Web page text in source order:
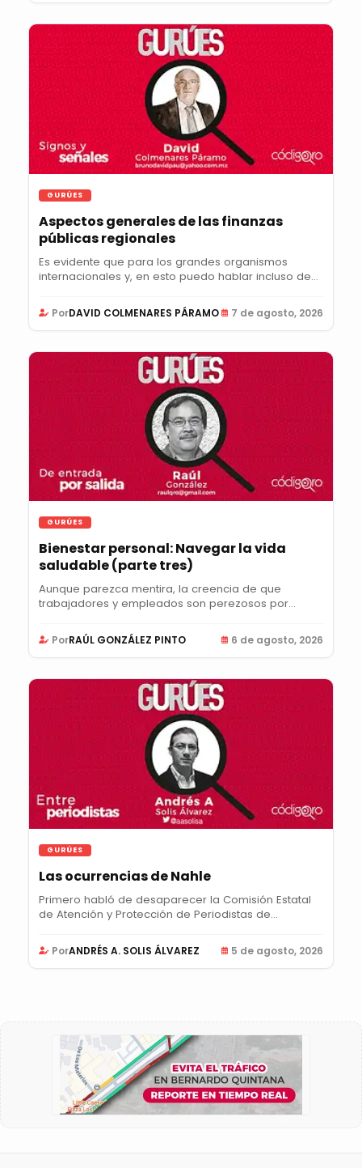
GURÚES
Aspectos generales de las finanzas
públicas regionales
Es evidente que para los grandes organismos
internacionales y, en esto puedo hablar incluso de
PorDAVID COLMENARES PÁRAMO 7 de agosto, 2026
GURÚES
Bienestar personal: Navegar la vida
saludable (parte tres)
Aunque parezca mentira, la creencia de que
trabajadores y empleados son perezosos por
PorRAÚL GONZÁLEZ PINTO 6 de agosto, 2026
GURÚES
Las ocurrencias de Nahle
Primero habló de desaparecer la Comisión Estatal
de Atención y Protección de Periodistas de...
PorANDRÉS A. SOLIS ÁLVAREZ 5 de agosto, 2026